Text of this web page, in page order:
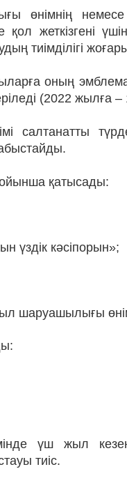
өнiмнiң немесе
қол жеткiзгенi
тиiмдiлiгi
оның
(2022 жылға –
салтанатты
қатысады:
үздiк кәсiпорын»;
шаруашылығы
үш жыл
тиiс.